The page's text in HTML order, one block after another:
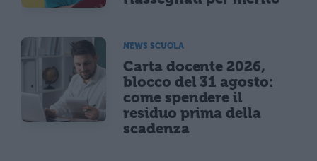
NEWS SCUOLA
Carta docente 2026,
blocco del 31 agosto:
come spendere il
residuo prima della
scadenza